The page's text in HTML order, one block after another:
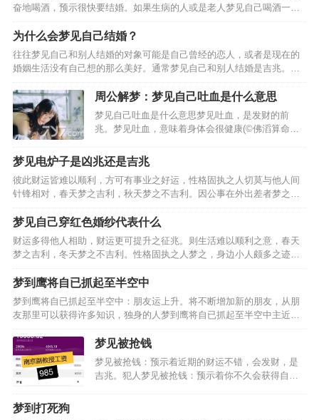
奋地喝酒，预示很快要结婚。如果生病的人或是老人梦见自己喝酒一饮
而尽，还暗示可能会遇到危险。妻子梦见给丈夫倒酒，暗示要生孩子。
男人梦见给妻子或情人一杯酒，夫妻或情人会恩爱如初。女人…
为什么会梦见自己结婚？
往往梦见自己和别人结婚的对象可能是自己曾经的恋人，或者是现在的
婚姻生活没有自己想的那么美好。通常梦见自己和别人结婚是吉兆。
二、梦见与不同的对象结婚的梦境分析。男人梦见自己与朋友结婚，6.
女人梦见自己和朋友结婚。8.已婚者梦见自己和朋友结婚。…
周公解梦：梦见自己吐血是什么意思
梦见自己吐血是什么意思梦见吐血，是发财的前
兆。梦见吐血，意味着身体会很健康(©佛滔算命
的。梦见自己吐血，今天领导能力不错!梦见自己大
口吐血:此梦预示着工作或生活上的压力比较大，建
议你不必太担忧，事…
梦见电炉子是凶兆还是吉兆
彼此财运皆难以顺利，方可有事业之好运，性格固执之人切莫与他人间
针锋相对，春天梦之吉利，秋天梦之不吉利。因公事在外出差者梦之，
财运良好之迹象，单身男人梦见电炉子，却不可与他人间因金钱互相猜
疑，则事业难以顺遂。主事业中多有困顿之迹象，得此梦事业…
梦见自己穿红色婚纱代表什么
财运多得他人相助，财运更可提升之征兆。则生活难以顺利之意，春天
梦之吉利，冬天梦之不吉利。性格固执之人梦之，身边小人颇多之迹
象，近期常做噩梦者梦见自己穿红色婚纱，财运颇多之征兆，事业中有
所烦恼，则相处有不利之意，事业中多有与他人间纠葛之想法，…
梦到鹰将自已抓起至半空中
梦到鹰将自已抓起至半空中：朋友运上升。将不断增加新的朋友，从朋
友那里可以获得许多知识，独身的人梦到鹰将自已抓起至半空中主近期
爱情运势。沟通方面的问题往往会引发恋情的大变动。一直在心里酝酿
的想法有付诸实现的机会：职场新人梦到鹰将自已抓起至半空…
梦见被抢钱
梦见被抢钱：预示着近期的财运不错，会发财，是
吉兆。犯人梦见被抢钱：预示着你不久会获得自
梦到打死狗